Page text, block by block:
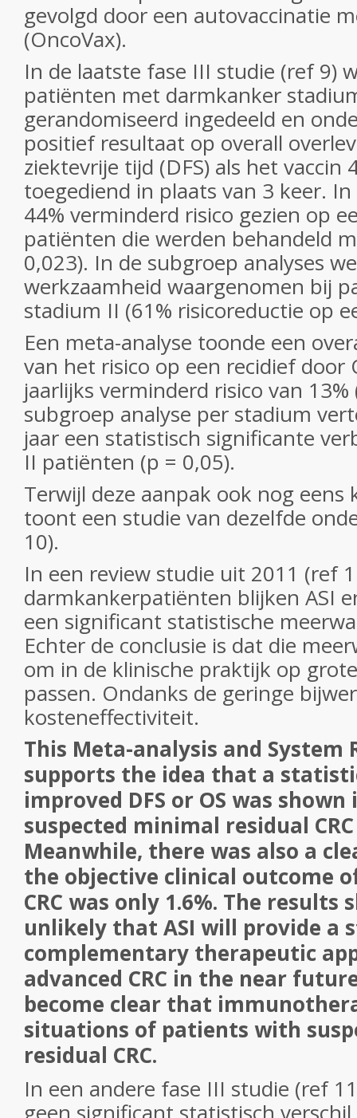
gevolgd door een autovaccinatie
(OncoVax).
In de laatste fase III studie (ref 9)
patiënten met darmkanker
gerandomiseerd ingedeeld en
positief resultaat op overall
ziektevrije tijd (DFS) als het vaccin
toegediend in plaats van 3 keer.
44% verminderd risico gezien op
patiënten die werden behandeld
0,023). In de subgroep analyses
werkzaamheid waargenomen bij
stadium II (61% risicoreductie op
Een meta-analyse toonde een
van het risico op een recidief door
jaarlijks verminderd risico van 13%
subgroep analyse per stadium
jaar een statistisch significante
II patiënten (p = 0,05).
Terwijl deze aanpak ook nog eens
toont een studie van dezelfde
10).
In een review studie uit 2011 (ref
darmkankerpatiënten blijken ASI
een significant statistische
Echter de conclusie is dat die
om in de klinische praktijk op
passen. Ondanks de geringe
kosteneffectiviteit.
This Meta-analysis and System
supports the idea that a
improved DFS or OS was
suspected minimal residual
Meanwhile, there was also a
the objective clinical outcome
CRC was only 1.6%. The results
unlikely that ASI will provide a
complementary therapeutic
advanced CRC in the near
become clear that
situations of patients with
residual CRC.
In een andere fase III studie (ref